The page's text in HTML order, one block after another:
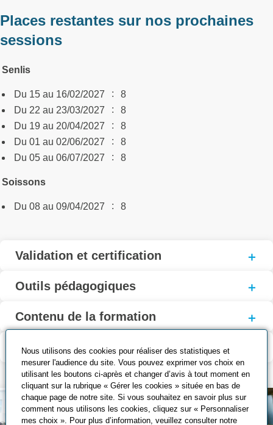
Places restantes sur nos prochaines
sessions
Senlis
Du 15 au 16/02/2027 :
8
Du 22 au 23/03/2027
:
8
Du 19 au 20/04/2027
:
8
Du 01 au 02/06/2027
:
8
Du 05 au 06/07/2027
: 8
Soissons
Du 08 au 09/04/2027 : 8
Validation et certification
Outils pédagogiques
Contenu de la formation
Modalité d’évaluation
Nous utilisons des cookies pour réaliser des statistiques et
mesurer l'audience du site. Vous pouvez exprimer vos choix en
utilisant les boutons ci-après et changer d’avis à tout moment en
cliquant sur la rubrique « Gérer les cookies » située en bas de
chaque page de notre site. Si vous souhaitez en savoir plus sur
comment nous utilisons les cookies, cliquez sur « Personnaliser
mes choix ». Pour plus d’information, veuillez consulter notre